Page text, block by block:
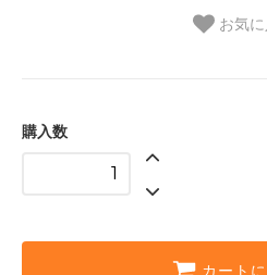
お気に
購入数
カート